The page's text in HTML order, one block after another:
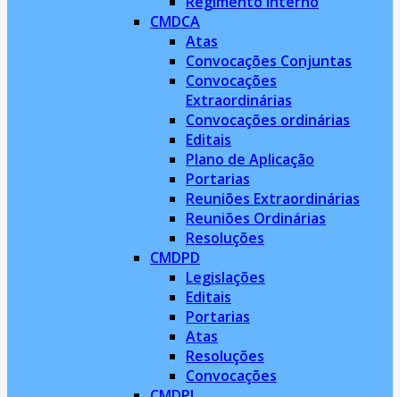
CMDCA
Atas
Convocações Conjuntas
Convocações
Extraordinárias
Convocações ordinárias
Editais
Plano de Aplicação
Portarias
Reuniões Extraordinárias
Reuniões Ordinárias
Resoluções
CMDPD
Legislações
Editais
Portarias
Atas
Resoluções
Convocações